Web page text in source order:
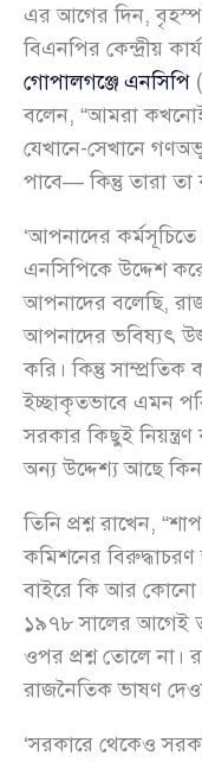
এর আগের দিন,
বিএনপির কেন্দ্রীয়
গোপালগঞ্জে এনসিপি
বলেন, “আমরা কখনোই
যেখানে-সেখানে
পাবে— কিন্তু তারা তা
‘আপনাদের কর্মসূচিতে
এনসিপিকে উদ্দেশ
আপনাদের বলেছি,
আপনাদের ভবিষ্যৎ
করি। কিন্তু
ইচ্ছাকৃতভাবে এমন
সরকার কিছুই
অন্য উদ্দেশ্য আছে
তিনি প্রশ্ন রাখেন,
কমিশনের
বাইরে কি আর কোনো
১৯৭৮ সালের আগেই
ওপর প্রশ্ন তোলে না।
রাজনৈতিক ভাষণ
‘সরকারে থেকেও